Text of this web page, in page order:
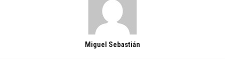
Miguel Sebastián